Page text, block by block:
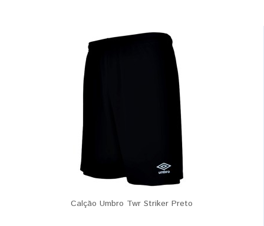
Calção Umbro Twr Striker Preto